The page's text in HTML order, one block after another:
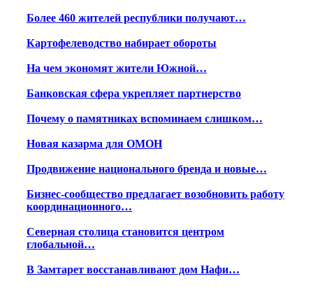
Более 460 жителей республики получают…
Картофелеводство набирает обороты
На чем экономят жители Южной…
Банковская сфера укрепляет партнерство
Почему о памятниках вспоминаем слишком…
Новая казарма для ОМОН
Продвижение национального бренда и новые…
Бизнес-сообщество предлагает возобновить работу
координационного…
Северная столица становится центром
глобальной…
В Замтарет восстанавливают дом Нафи…